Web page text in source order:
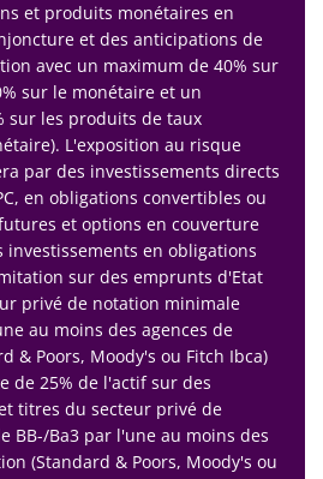
et produits monétaires en
et des anticipations de
avec un maximum de 40% sur
sur le monétaire et un
sur les produits de taux
L'exposition au risque
par des investissements directs
en obligations convertibles ou
et options en couverture
investissements en obligations
sur des emprunts d'Etat
privé de notation minimale
au moins des agences de
& Poors, Moody's ou Fitch Ibca)
de 25% de l'actif sur des
titres du secteur privé de
BB-/Ba3 par l'une au moins des
(Standard & Poors, Moody's ou